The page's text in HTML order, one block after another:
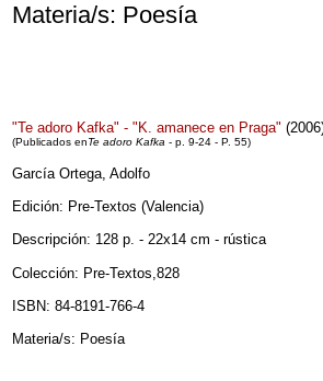
Materia/s: Poesía
"Te adoro Kafka" - "K. amanece en Praga"
(Publicados enTe adoro Kafka - p. 9-24 - P. 55)
García Ortega, Adolfo
Edición: Pre-Textos (Valencia)
Descripción: 128 p. - 22x14 cm - rústica
Colección: Pre-Textos,828
ISBN: 84-8191-766-4
Materia/s: Poesía